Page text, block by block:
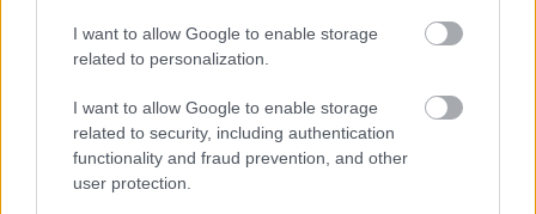
I want to allow Google to enable storage
related to personalization.
I want to allow Google to enable storage
related to security, including authentication
functionality and fraud prevention, and other
user protection.